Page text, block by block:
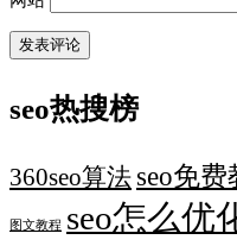
seo热搜榜
360seo算法 seo免
图文教程 seo怎么优